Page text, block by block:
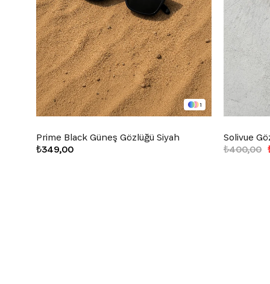
1
Prime Black Güneş Gözlüğü Siyah
₺349,00
Solivue
₺400,00